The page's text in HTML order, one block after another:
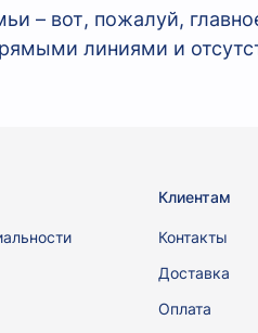
– вот, пожалуй,
линиями и
Клиентам
Контакты
Доставка
Оплата